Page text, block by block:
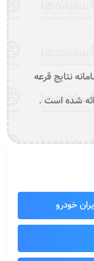
نتایج قرعه
شده است .
خودرو